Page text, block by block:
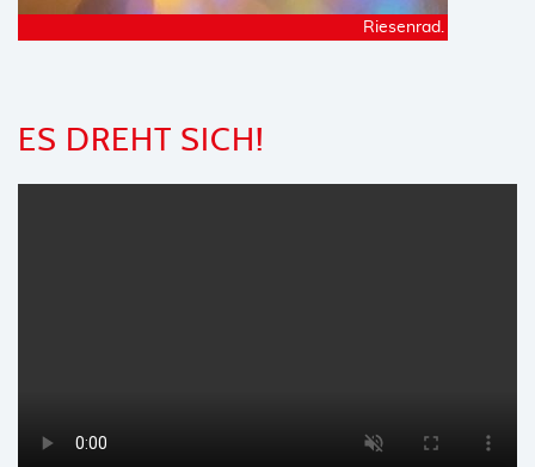
Riesenrad.
ES DREHT SICH!